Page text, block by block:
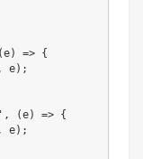
(e) => {
e) ;
, (e) => {
e) ;